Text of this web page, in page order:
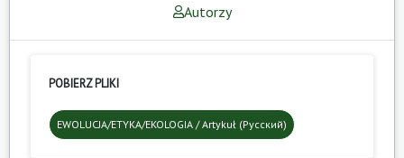
Autorzy
POBIERZ PLIKI
EWOLUCJA/ETYKA/EKOLOGIA / Artykuł (Русский)